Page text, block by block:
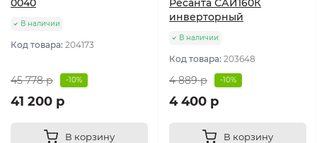
В наличии
Код товара: 204173
45 778 р -10%
41 200 р
В корзину
инверторный
В наличии
Код товара: 203648
4 889 р -10%
4 400 р
В корзину